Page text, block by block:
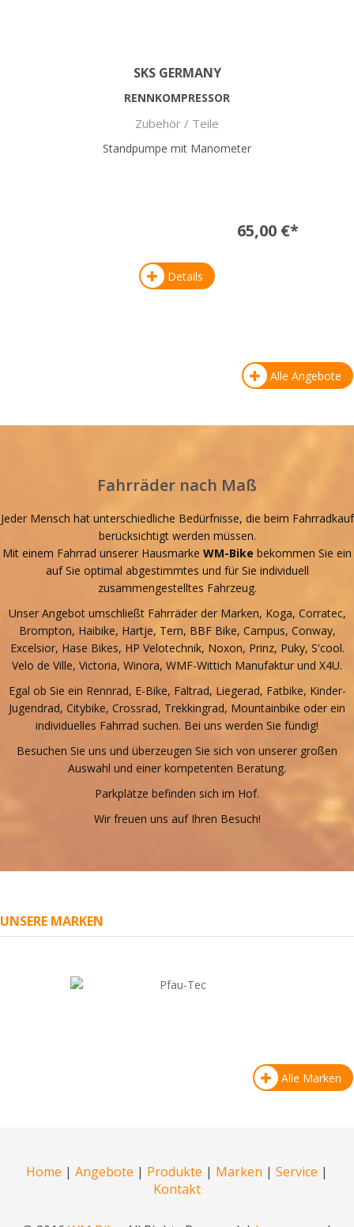
SKS GERMANY
RENNKOMPRESSOR
Zubehör / Teile
Standpumpe mit Manometer
65,00 €*
Details
Alle Angebote
Fahrräder nach Maß
Jeder Mensch hat unterschiedliche Bedürfnisse, die beim Fahrradkauf
berücksichtigt werden müssen.
Mit einem Fahrrad unserer Hausmarke WM-Bike bekommen Sie ein
auf Sie optimal abgestimmtes und für Sie individuell
zusammengestelltes Fahrzeug.
Unser Angebot umschließt Fahrräder der Marken, Koga, Corratec,
Brompton, Haibike, Hartje, Tern, BBF Bike, Campus, Conway,
Excelsior, Hase Bikes, HP Velotechnik, Noxon, Prinz, Puky, S'cool.
Velo de Ville, Victoria, Winora, WMF-Wittich Manufaktur und X4U.
Egal ob Sie ein Rennrad, E-Bike, Faltrad, Liegerad, Fatbike, Kinder-
Jugendrad, Citybike, Crossrad, Trekkingrad, Mountainbike oder ein
individuelles Fahrrad suchen. Bei uns werden Sie fündig!
Besuchen Sie uns und überzeugen Sie sich von unserer großen
Auswahl und einer kompetenten Beratung.
Parkplätze befinden sich im Hof.
Wir freuen uns auf Ihren Besuch!
UNSERE MARKEN
Alle Marken
Home | Angebote | Produkte | Marken | Service |
Kontakt